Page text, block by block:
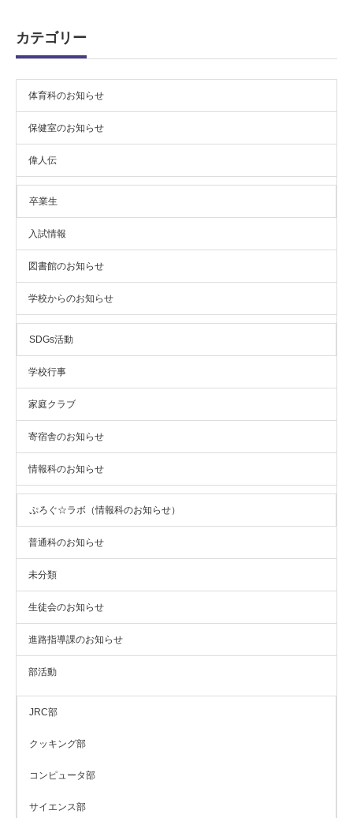
カテゴリー
体育科のお知らせ
保健室のお知らせ
偉人伝
卒業生
入試情報
図書館のお知らせ
学校からのお知らせ
SDGs活動
学校行事
家庭クラブ
寄宿舎のお知らせ
情報科のお知らせ
ぷろぐ☆ラボ（情報科のお知らせ）
普通科のお知らせ
未分類
生徒会のお知らせ
進路指導課のお知らせ
部活動
JRC部
クッキング部
コンピュータ部
サイエンス部